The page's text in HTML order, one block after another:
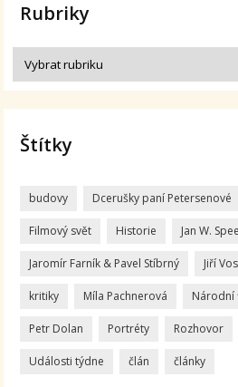
Rubriky
Štítky
budovy Dcerušky paní Petersenové
Filmový svět Historie Jan W.
Jaromír Farník & Pavel Stíbrný Jiří
kritiky Míla Pachnerová Národní
Petr Dolan Portréty Rozhovor
Události týdne člán články